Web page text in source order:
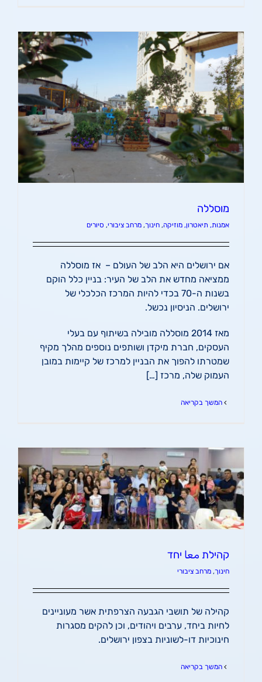
מוסללה
אמנות, תיאטרון, מוזיקה, חינוך, מרחב ציבורי, סיורים
אם ירושלים היא הלב של העולם – אז מוסללה
ממציאה מחדש את הלב של העיר: בניין כלל הוקם
בשנות ה-70 בכדי להיות המרכז הכלכלי של
ירושלים. הניסיון נכשל.
מאז 2014 מוסללה מובילה בשיתוף עם בעלי
העסקים, חברת מיקדן ושותפים נוספים מהלך מקיף
שמטרתו להפוך את הבניין למרכז של קיימות במובן
העמוק שלה, מרכז […]
המשך בקריאה
קהילת معا יחד
חינוך, מרחב ציבורי
קהילה של תושבי הגבעה הצרפתית אשר מעוניינים
לחיות ביחד, ערבים ויהודים, וכן להקים מסגרות
חינוכיות דו-לשוניות בצפון ירושלים.
המשך בקריאה